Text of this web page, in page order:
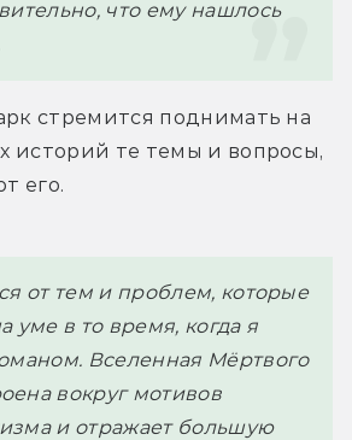
что ему нашлось
стремится поднимать на
историй те темы и вопросы,
его.
от тем и проблем, которые
уме в то время, когда я
Вселенная Мёртвого
вокруг мотивов
и отражает большую